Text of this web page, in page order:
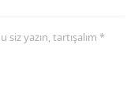
yazın, tartışalım *